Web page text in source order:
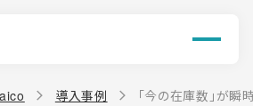
導入事例 「今の在庫数」が